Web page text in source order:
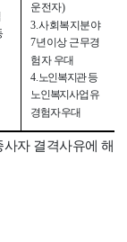
운전자)
3.사회복지분야
7년이상 근무경
험자 우대
4.노인복지관 등
노인복지사업 유
경험자 우대
자 결격사유에 해